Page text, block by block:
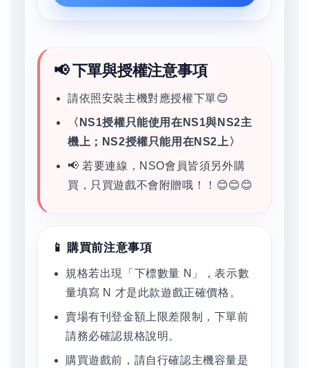
📢 下單與授權注意事項
請依照安裝主機對應授權下單😊
〈NS1授權只能使用在NS1與NS2主
機上；NS2授權只能用在NS2上〉
📢 若要連線，NSO會員皆須另外購
買，只買遊戲不會附贈哦！！😊😊😊
📱 購買前注意事項
規格若出現「下標數量 N」，表示數
量填寫 N 才是此款遊戲正確價格。
賣場有刊登金額上限差限制，下單前
請務必確認規格說明。
購買遊戲前，請自行確認主機容量是